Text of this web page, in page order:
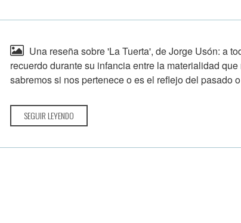
Una reseña sobre 'La Tuerta', de Jorge Usón: a
recuerdo durante su infancia entre la materialidad
sabremos si nos pertenece o es el reflejo del pasado
SEGUIR LEYENDO